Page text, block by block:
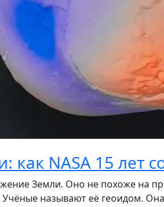
NASA 15 лет
Земли. Оно не похоже на
называют её геоидом.